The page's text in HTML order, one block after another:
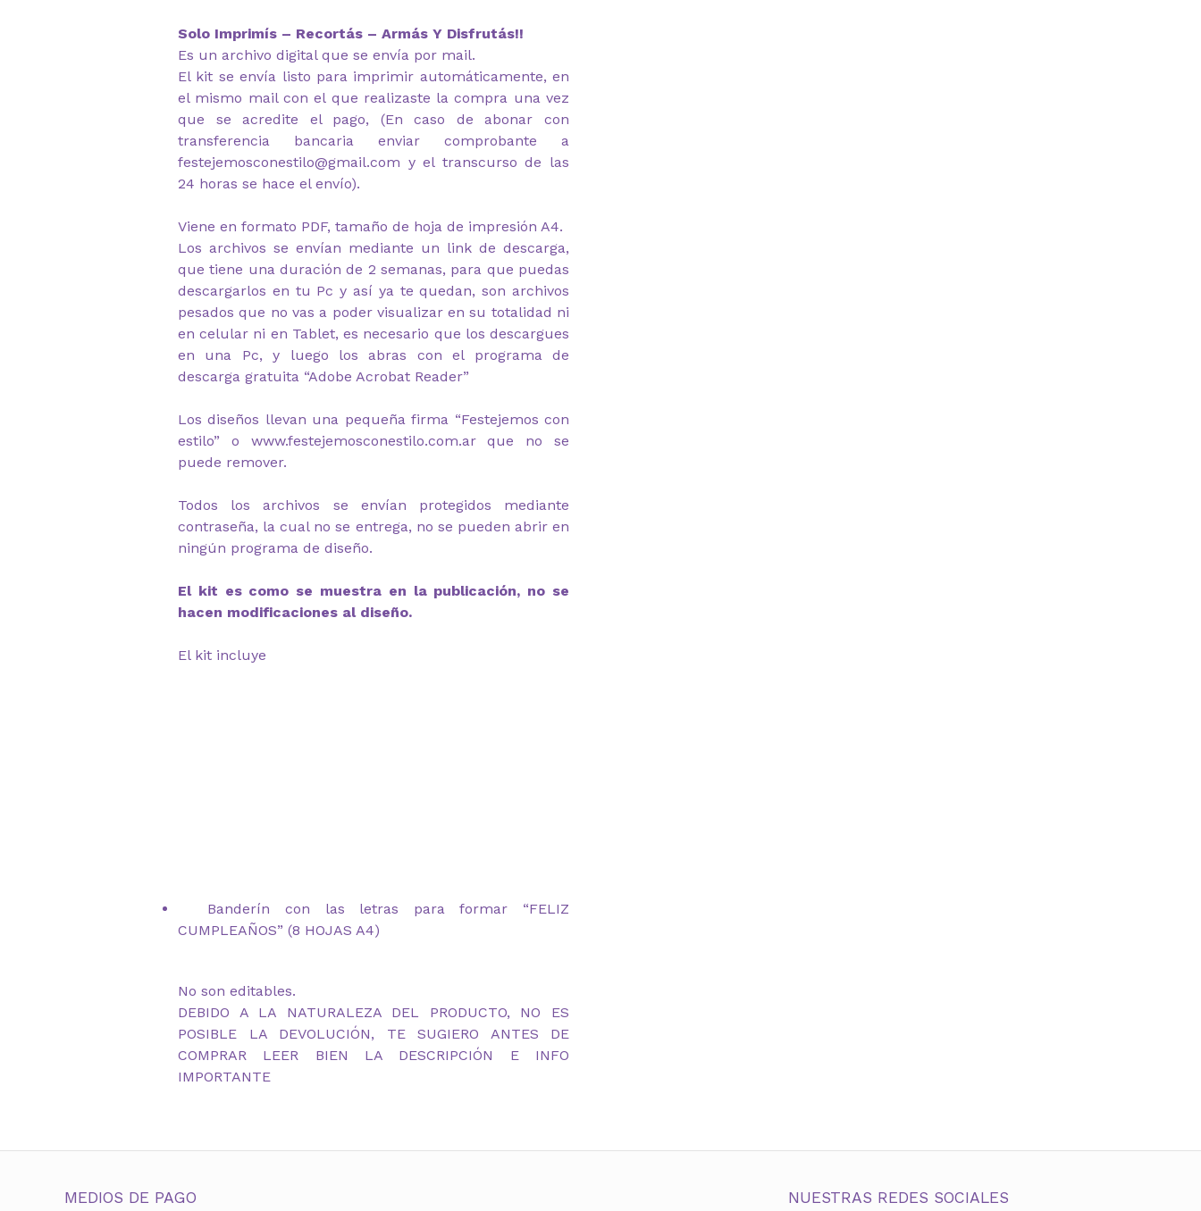
Solo Imprimís – Recortás – Armás Y Disfrutás!!
Es un archivo digital que se envía por mail.
El kit se envía listo para imprimir automáticamente, en
el mismo mail con el que realizaste la compra una vez
que se acredite el pago, (En caso de abonar con
transferencia bancaria enviar comprobante a
festejemosconestilo@gmail.com y el transcurso de las
24 horas se hace el envío).
Viene en formato PDF, tamaño de hoja de impresión A4.
Los archivos se envían mediante un link de descarga,
que tiene una duración de 2 semanas, para que puedas
descargarlos en tu Pc y así ya te quedan, son archivos
pesados que no vas a poder visualizar en su totalidad ni
en celular ni en Tablet, es necesario que los descargues
en una Pc, y luego los abras con el programa de
descarga gratuita “Adobe Acrobat Reader”
Los diseños llevan una pequeña firma “Festejemos con
estilo” o www.festejemosconestilo.com.ar que no se
puede remover.
Todos los archivos se envían protegidos mediante
contraseña, la cual no se entrega, no se pueden abrir en
ningún programa de diseño.
El kit es como se muestra en la publicación, no se
hacen modificaciones al diseño.
El kit incluye
Banderín con las letras para formar “FELIZ
CUMPLEAÑOS” (8 HOJAS A4)
No son editables.
DEBIDO A LA NATURALEZA DEL PRODUCTO, NO ES
POSIBLE LA DEVOLUCIÓN, TE SUGIERO ANTES DE
COMPRAR LEER BIEN LA DESCRIPCIÓN E INFO
IMPORTANTE
MEDIOS DE PAGO NUESTRAS REDES SOCIALES